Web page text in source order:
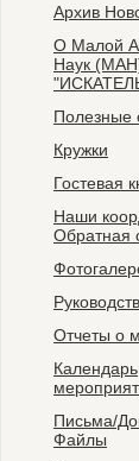
Архив
О Малой
Наук
Полезные
Кружки
Гостевая
Наши
Обратная
Отчеты о
Календарь
Письма/
Файлы